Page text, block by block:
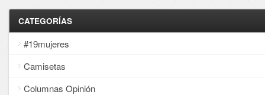
CATEGORÍAS
#19mujeres
Camisetas
Columnas Opinión